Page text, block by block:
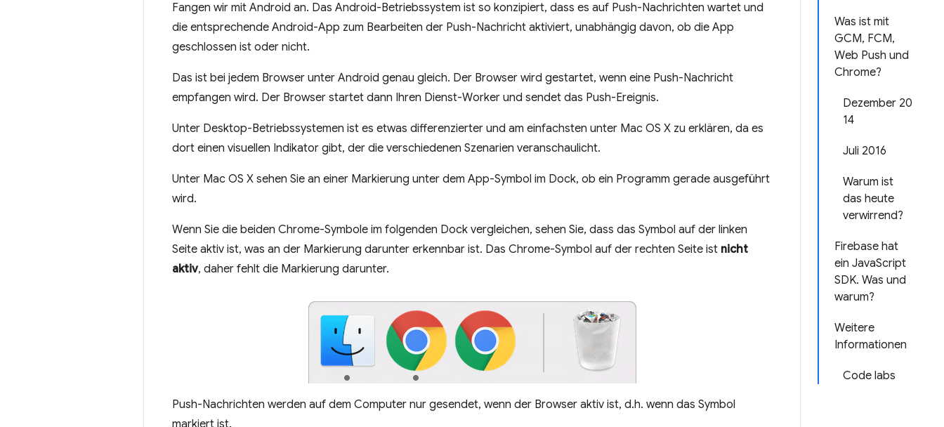
Was ist mit
GCM, FCM,
Web Push und
Chrome?
Dezember 20
14
Juli 2016
Warum ist
das heute
verwirrend?
Firebase hat
ein JavaScript
SDK. Was und
warum?
Weitere
Informationen
Code labs
Fangen wir mit Android an. Das Android-Betriebssystem ist so konzipiert, dass es auf Push-Nachrichten wartet und
die entsprechende Android-App zum Bearbeiten der Push-Nachricht aktiviert, unabhängig davon, ob die App
geschlossen ist oder nicht.
Das ist bei jedem Browser unter Android genau gleich. Der Browser wird gestartet, wenn eine Push-Nachricht
empfangen wird. Der Browser startet dann Ihren Dienst-Worker und sendet das Push-Ereignis.
Unter Desktop-Betriebssystemen ist es etwas differenzierter und am einfachsten unter Mac OS X zu erklären, da es
dort einen visuellen Indikator gibt, der die verschiedenen Szenarien veranschaulicht.
Unter Mac OS X sehen Sie an einer Markierung unter dem App-Symbol im Dock, ob ein Programm gerade ausgeführt
wird.
Wenn Sie die beiden Chrome-Symbole im folgenden Dock vergleichen, sehen Sie, dass das Symbol auf der linken
Seite aktiv ist, was an der Markierung darunter erkennbar ist. Das Chrome-Symbol auf der rechten Seite ist nicht
aktiv, daher fehlt die Markierung darunter.
Push-Nachrichten werden auf dem Computer nur gesendet, wenn der Browser aktiv ist, d.h. wenn das Symbol
markiert ist.